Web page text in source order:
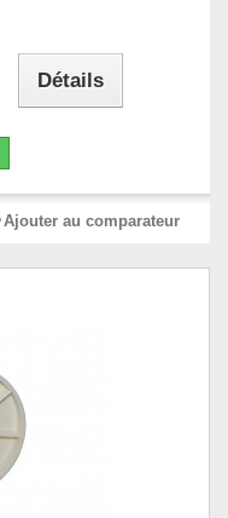
Détails
Ajouter au comparateur